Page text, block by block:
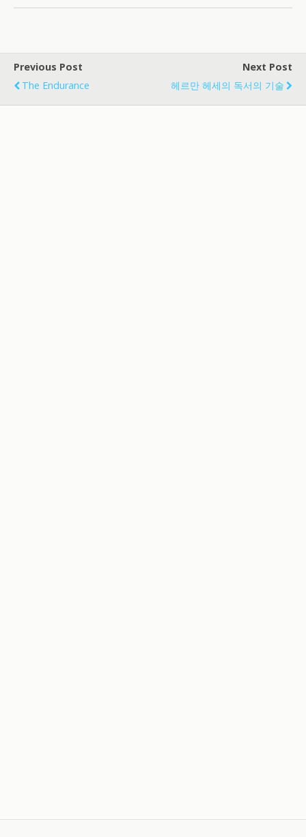
Previous Post
The Endurance
Next Post
헤르만 헤세의 독서의 기술